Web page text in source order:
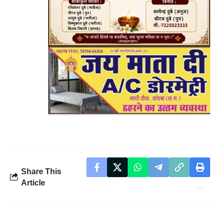
Share This
Article